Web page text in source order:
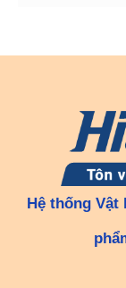
Hệ thống